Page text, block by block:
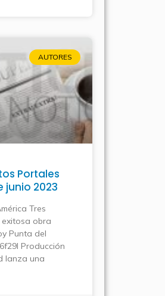
AUTORES
Portales
junio 2023
Tres
exitosa obra
Punta del
Producción
lanza una